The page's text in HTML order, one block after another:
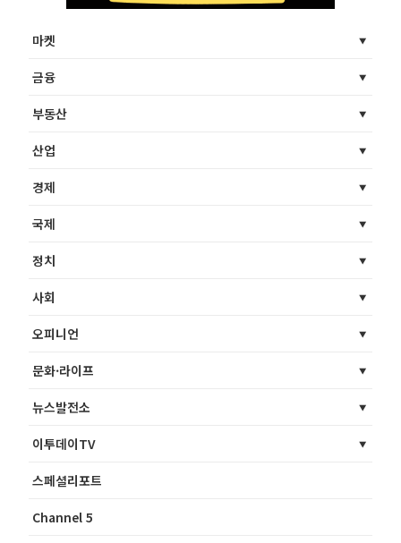
마켓
금융
부동산
산업
경제
국제
정치
사회
오피니언
문화·라이프
뉴스발전소
이투데이TV
스페셜리포트
Channel 5